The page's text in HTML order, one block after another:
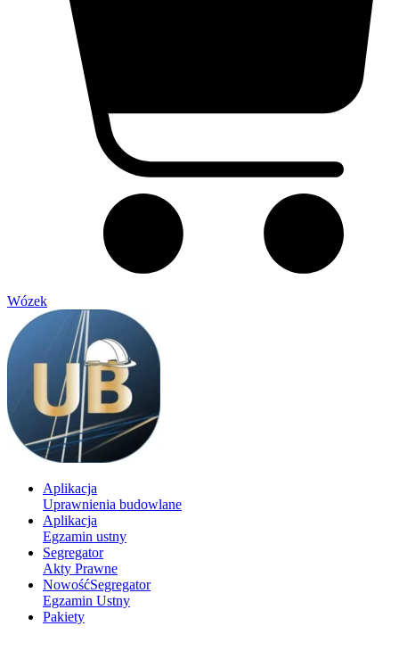
Wózek
Aplikacja
Uprawnienia budowlane
Aplikacja
Egzamin ustny
Segregator
Akty Prawne
NowośćSegregator
Egzamin Ustny
Pakiety